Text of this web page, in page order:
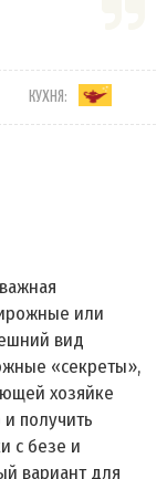
КУХНЯ:
или
вид
«секреты»,
хозяйке
получить
с безе и
вариант для